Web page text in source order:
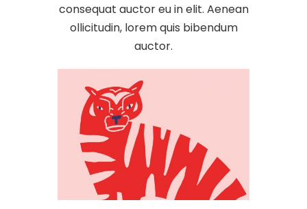
consequat auctor eu in elit. Aenean
ollicitudin, lorem quis bibendum
auctor.